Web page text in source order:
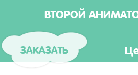
ВТОРОЙ
ЗАКАЗАТЬ